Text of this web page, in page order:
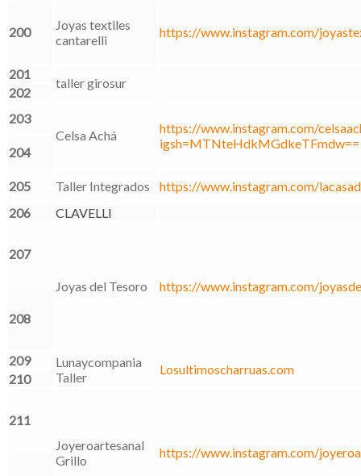
200
Joyas textiles
cantarelli
https://www.instagram.com/
201
taller girosur
202
203
Celsa Achá
https://www.instagram.com/
igsh=MTNteHdkMGdkeTFmdw==
204
205 Taller Integrados
https://www.instagram.com/
206
CLAVELLI
207
Joyas del Tesoro https://www.instagram.com/
208
209
Lunaycompania
Taller
Losultimoscharruas.com
210
211
Joyeroartesanal
Grillo
https://www.instagram.com/